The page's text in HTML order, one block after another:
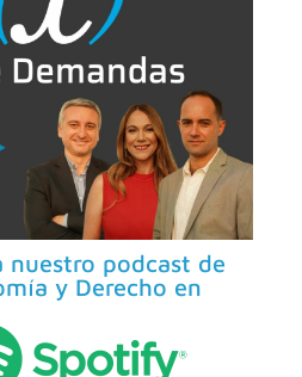
nuestro podcast de
y Derecho en